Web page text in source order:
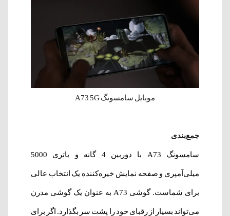
موبایل سامسونگ A73 5G
جمع‌بندی
سامسونگ A73 با دوربین 4 گانه و باتری 5000
میلی‌آمپری و صفحه نمایش خیره‌کننده یک انتخاب عالی
برای شماست. گوشی A73 به عنوان یک گوشی مدرن
می‌تواند بسیار از رقبای خود را پشت سر بگذارد. اگر برای